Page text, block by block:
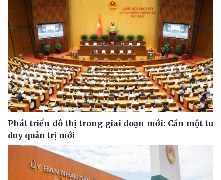
Phát triển đô thị trong giai đoạn mới: Cần một tư
duy quản trị mới